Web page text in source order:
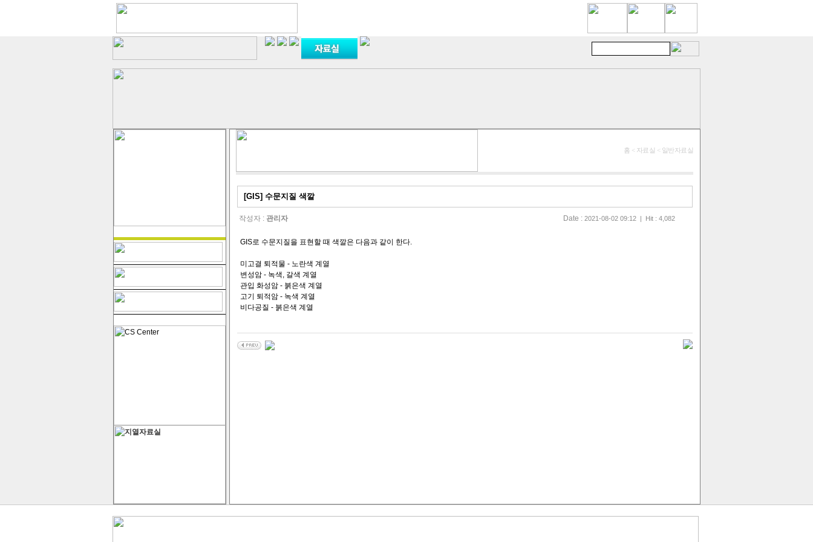
홈 < 자료실 < 일반자료실
[GIS] 수문지질 색깔
작성자 : 관리자 Date : 2021-08-02 09:12 | Hit : 4,082
GIS로 수문지질을 표현할 때 색깔은 다음과 같이 한다.
미고결 퇴적물 - 노란색 계열
변성암 - 녹색, 갈색 계열
관입 화성암 - 붉은색 계열
고기 퇴적암 - 녹색 계열
비다공질 - 붉은색 계열